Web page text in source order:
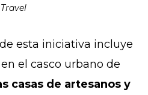
Travel
esta iniciativa incluye
el casco urbano de
casas de artesanos y